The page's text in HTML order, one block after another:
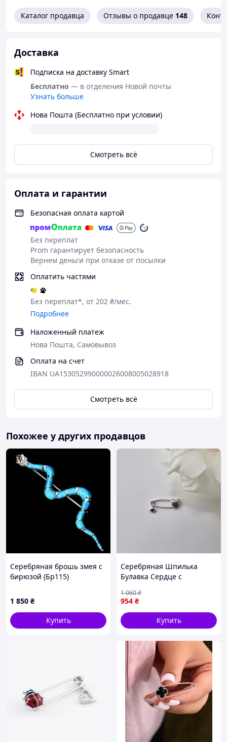
Каталог продавца Отзывы о продавце 148
Доставка
Подписка на доставку Smart
Бесплатно — в отделения Новой почты
Узнать больше
Нова Пошта (Бесплатно при условии)
Смотреть всё
Оплата и гарантии
Безопасная оплата картой
Без переплат
Prom гарантирует безопасность
Вернем деньги при отказе от посылки
Оплатить частями
Без переплат*, от 202 ₴/мес.
Подробнее
Наложенный платеж
Нова Пошта, Самовывоз
Оплата на счет
IBAN UA153052990000026008005028918
Смотреть всё
Похожее у других продавцов
Серебряная брошь змея с
бирюзой (Бр115)
1 850 ₴
Купить
Серебряная Шпилька
Булавка Сердце с
камнем серебро 925 пробы
Родированное бр2фс/020
1.00г
954 ₴
1 060₴
Купить